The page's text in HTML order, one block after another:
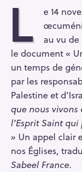
L
e 14
au vu
le document «
un temps de
par les
Palestine et
que nous
l’Esprit Saint
» Un appel clair
nos Églises,
Sabeel France.